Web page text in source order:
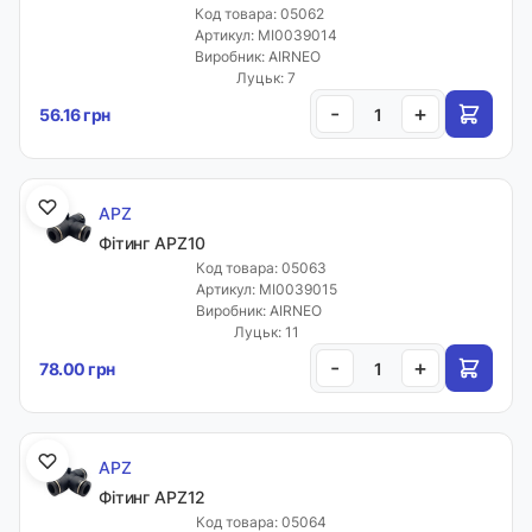
Код товара: 05062
Артикул: MI0039014
Виробник: AIRNEO
Луцьк: 7
56.16 грн - +
APZ
Фітинг APZ10
Код товара: 05063
Артикул: MI0039015
Виробник: AIRNEO
Луцьк: 11
78.00 грн - +
APZ
Фітинг APZ12
Код товара: 05064